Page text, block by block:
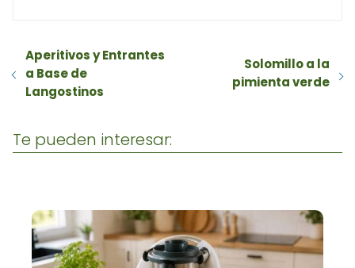
Aperitivos y Entrantes
a Base de
Langostinos
Solomillo a la
pimienta verde
Te pueden interesar: